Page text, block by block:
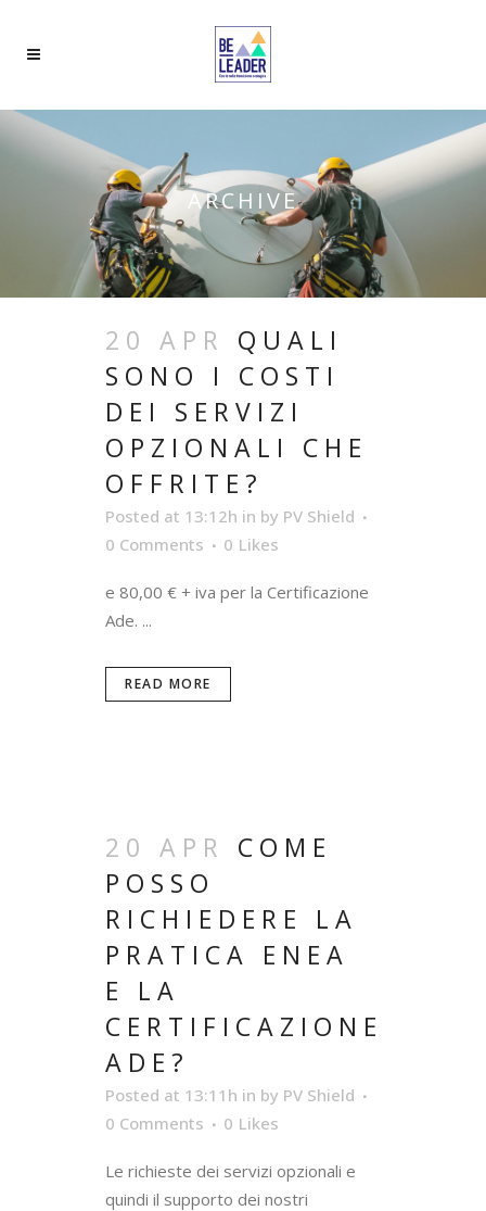
ARCHIVE
20 APR
QUALI
SONO I COSTI
DEI SERVIZI
OPZIONALI CHE
OFFRITE?
Posted at 13:12h in by PV Shield
0 Comments
0 Likes
e 80,00 € + iva per la Certificazione
Ade. ...
READ MORE
20 APR
COME
POSSO
RICHIEDERE LA
PRATICA ENEA
E LA
CERTIFICAZIONE
ADE?
Posted at 13:11h in by PV Shield
0 Comments
0 Likes
Le richieste dei servizi opzionali e
quindi il supporto dei nostri